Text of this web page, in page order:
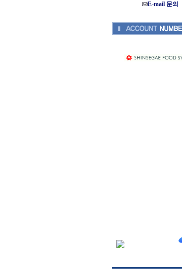
E-mail 문의